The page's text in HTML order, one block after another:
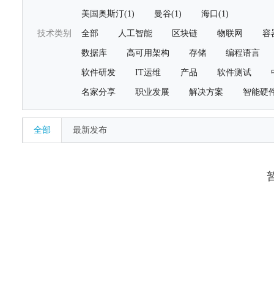
美国奥斯汀(1) 曼谷(1) 海口(1)
技术类别 全部 人工智能 区块链 物联网 容
数据库 高可用架构 存储 编程语言
软件研发 IT运维 产品 软件测试
名家分享 职业发展 解决方案 智能硬
全部 最新发布